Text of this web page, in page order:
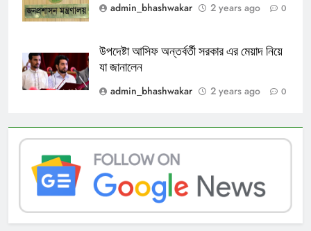
admin_bhashwakar
2 years ago 0
উপদেষ্টা আসিফ অন্তর্বর্তী সরকার এর মেয়াদ নিয়ে
যা জানালেন
admin_bhashwakar
2 years ago 0